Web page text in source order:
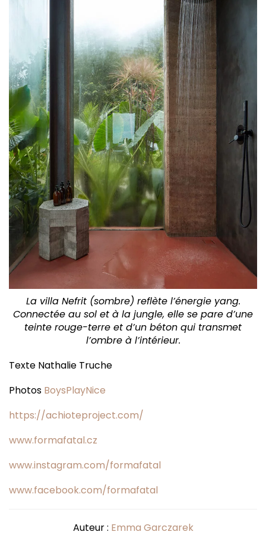
La villa Nefrit (sombre) reflète l’énergie yang.
Connectée au sol et à la jungle, elle se pare d’une
teinte rouge-terre et d’un béton qui transmet
l’ombre à l’intérieur.
Texte Nathalie Truche
Photos BoysPlayNice
https://achioteproject.com/
www.formafatal.cz
www.instagram.com/formafatal
www.facebook.com/formafatal
Auteur : Emma Garczarek